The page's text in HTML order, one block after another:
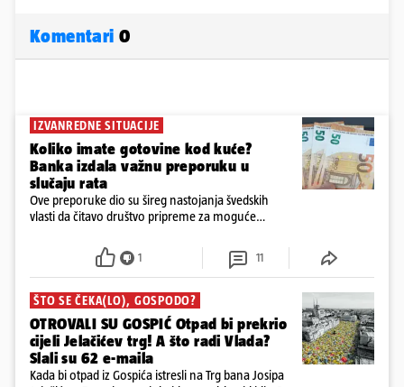
Komentari 0
IZVANREDNE SITUACIJE
Koliko imate gotovine kod kuće?
Banka izdala važnu preporuku u
slučaju rata
Ove preporuke dio su šireg nastojanja švedskih
vlasti da čitavo društvo pripreme za moguće
1 11
ŠTO SE ČEKA(LO), GOSPODO?
OTROVALI SU GOSPIĆ Otpad bi prekrio
cijeli Jelačićev trg! A što radi Vlada?
Slali su 62 e-maila
Kada bi otpad iz Gospića istresli na Trg bana Josipa